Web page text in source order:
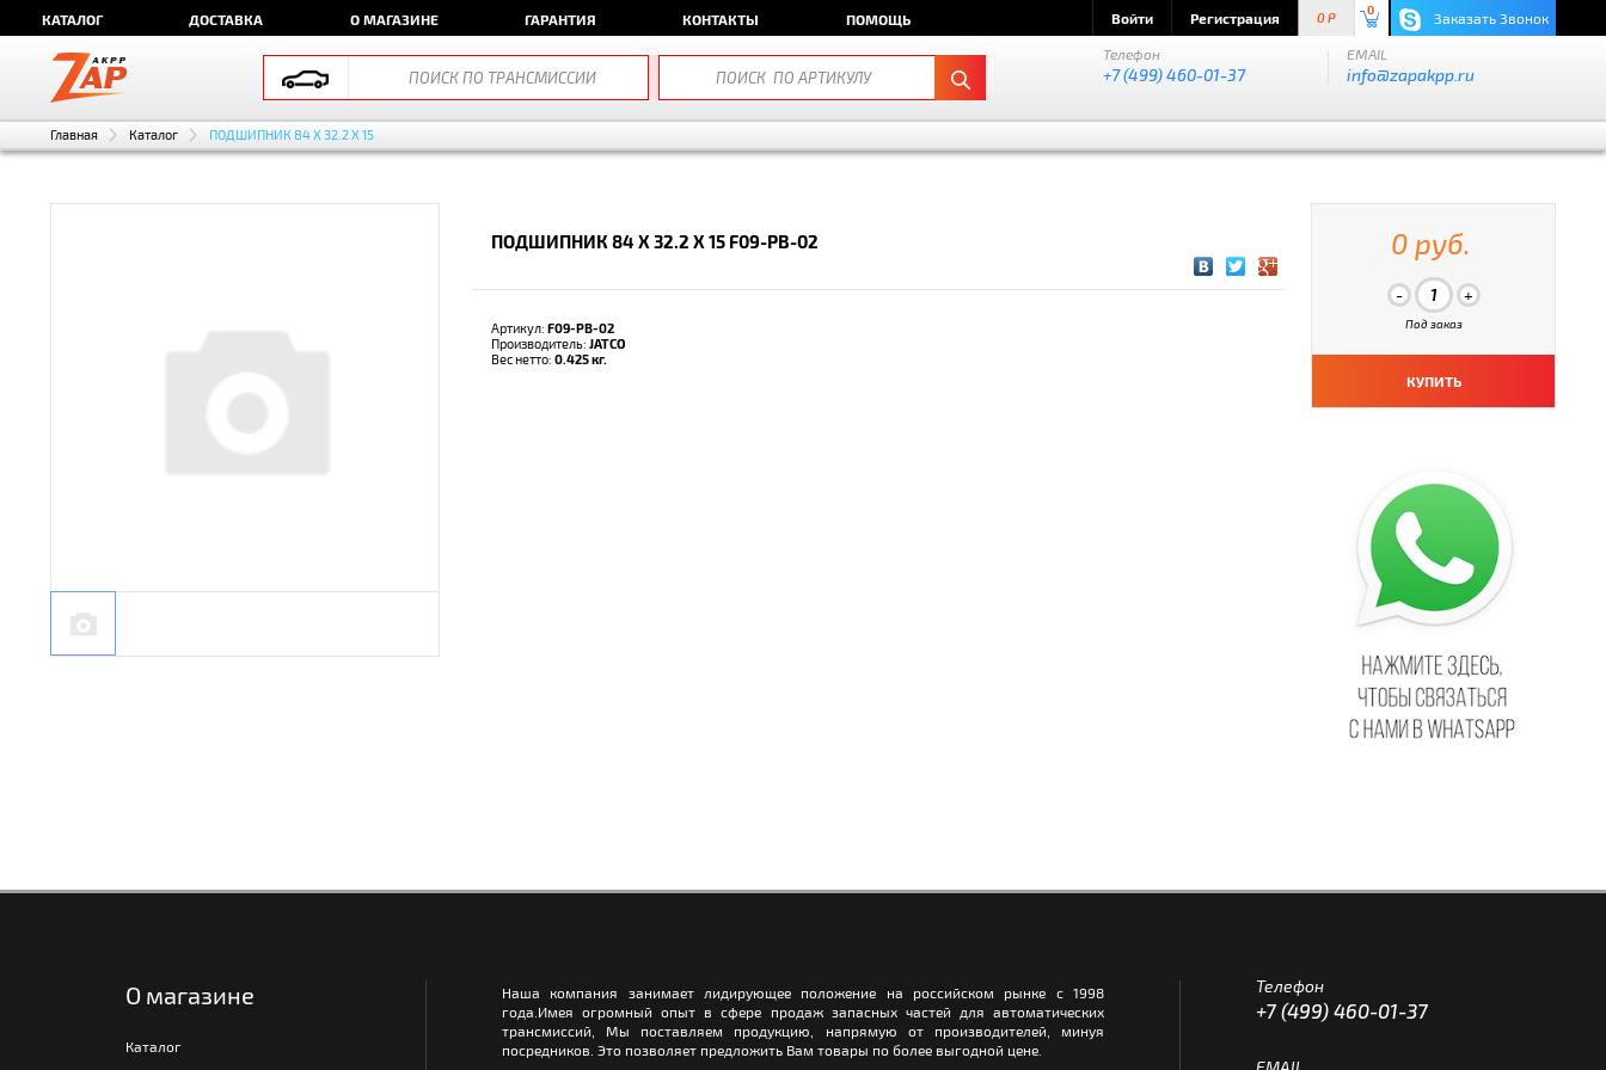
КАТАЛОГ ДОСТАВКА О МАГАЗИНЕ ГАРАНТИЯ КОНТАКТЫ ПОМОЩЬ Войти Регистрация 0 P
0 Заказать Звонок
Телефон
+7 (499) 460-01-37
EMAIL
info@zapakpp.ru
Главная Каталог ПОДШИПНИК 84 X 32.2 X 15
ПОДШИПНИК 84 X 32.2 X 15 F09-PB-02
Артикул: F09-PB-02
Производитель: JATCO
Вес нетто: 0.425 кг.
0 руб.
Под заказ
КУПИТЬ
О магазине
Каталог
Наша компания занимает лидирующее положение на российском рынке с 1998
года.Имея огромный опыт в сфере продаж запасных частей для автоматических
трансмиссий, Мы поставляем продукцию, напрямую от производителей, минуя
посредников. Это позволяет предложить Вам товары по более выгодной цене.
Телефон
+7 (499) 460-01-37